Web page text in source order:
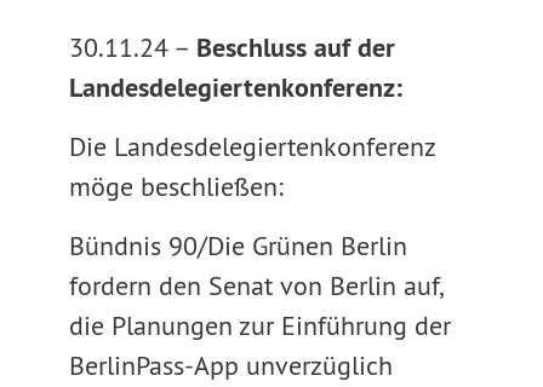
30.11.24 – Beschluss auf der
Landesdelegiertenkonferenz:
Die Landesdelegiertenkonferenz
möge beschließen:
Bündnis 90/Die Grünen Berlin
fordern den Senat von Berlin auf,
die Planungen zur Einführung der
BerlinPass-App unverzüglich